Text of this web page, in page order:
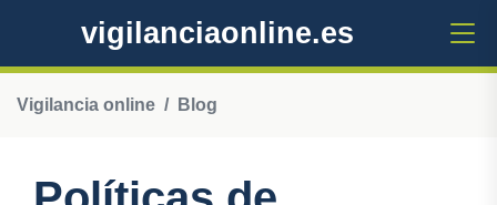
vigilanciaonline.es
Vigilancia online Blog